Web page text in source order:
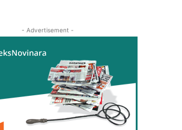
- Advertisement -